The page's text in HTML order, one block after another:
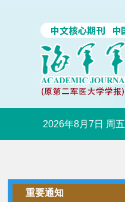
2026年8月7日 周五
重要通知